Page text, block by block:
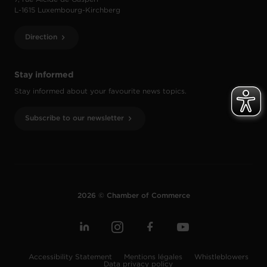
Stay informed
Stay informed about your favourite news topics.
Subscribe to our newsletter
L-1615 Luxembourg-Kirchberg
Direction
2026 © Chamber of Commerce
Accessibility Statement Mentions légales
Whistleblowers
Data privacy policy